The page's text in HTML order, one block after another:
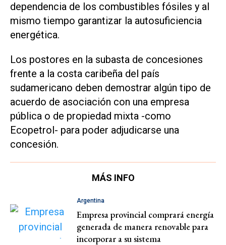
dependencia de los combustibles fósiles y al
mismo tiempo garantizar la autosuficiencia
energética.
Los postores en la subasta de concesiones
frente a la costa caribeña del país
sudamericano deben demostrar algún tipo de
acuerdo de asociación con una empresa
pública o de propiedad mixta -como
Ecopetrol- para poder adjudicarse una
concesión.
MÁS INFO
Argentina
Empresa provincial comprará energía
generada de manera renovable para
incorporar a su sistema